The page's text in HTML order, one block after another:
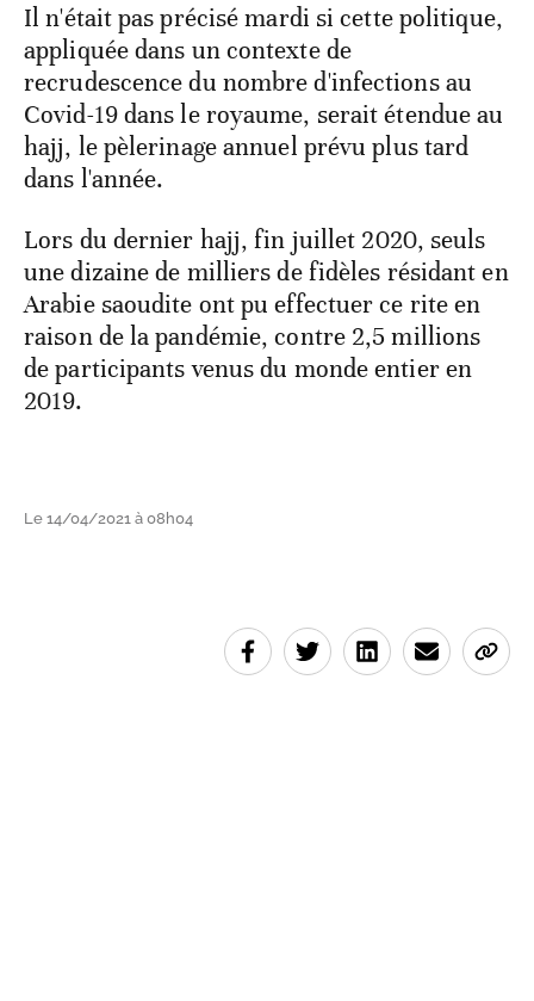
Il n'était pas précisé mardi si cette politique,
appliquée dans un contexte de
recrudescence du nombre d'infections au
Covid-19 dans le royaume, serait étendue au
hajj, le pèlerinage annuel prévu plus tard
dans l'année.
Lors du dernier hajj, fin juillet 2020, seuls
une dizaine de milliers de fidèles résidant en
Arabie saoudite ont pu effectuer ce rite en
raison de la pandémie, contre 2,5 millions
de participants venus du monde entier en
2019.
Le 14/04/2021 à 08h04